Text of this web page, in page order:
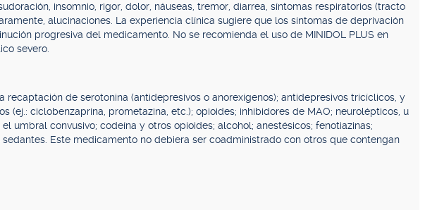
insomnio, rigor, dolor, náuseas, tremor, diarrea, síntomas respiratorios (tracto
alucinaciones. La experiencia clínica sugiere que los síntomas de deprivación
progresiva del medicamento. No se recomienda el uso de MINIDOL PLUS en
severo.
recaptación de serotonina (antidepresivos o anorexígenos); antidepresivos tricíclicos, y
(ej.: ciclobenzaprina, prometazina, etc.); opioides; inhibidores de MAO; neurolépticos, u
umbral convusivo; codeína y otros opioides; alcohol; anestésicos; fenotiazinas;
Este medicamento no debiera ser coadministrado con otros que contengan